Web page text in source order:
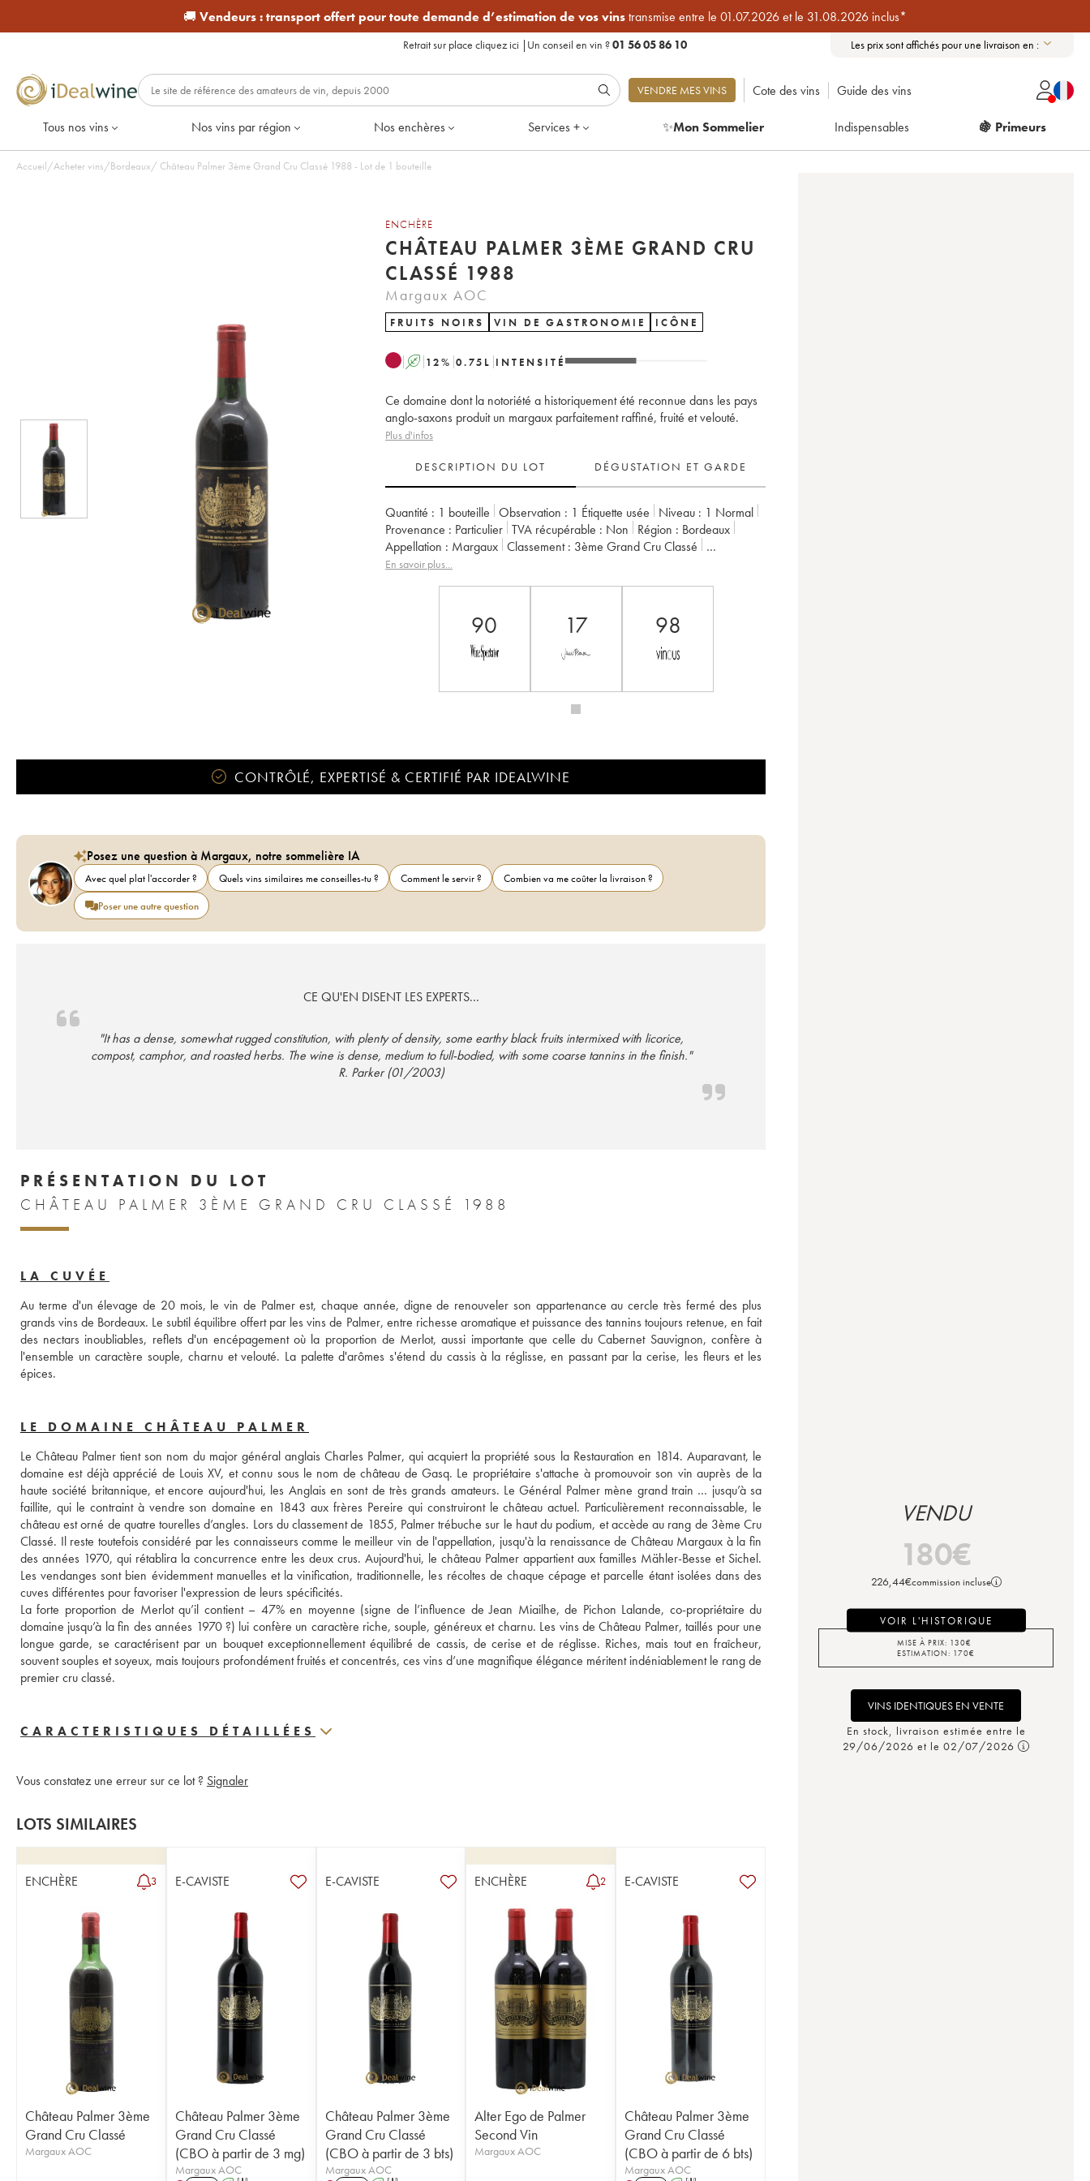
🚚 Vendeurs :transport offert pour toute demande d’estimation de vos vinstransmise entre le 01.07.2026 et le 31.08.2026 inclus*
Retrait sur place cliquez ici | Un conseil en vin ?01 56 05 86 10 Les prix sont affichés pour une livraison en :
VENDRE MES VINS Cote des vins Guide des vins
Tous nos vins Nos vins par région Nos enchères Services + ✨Mon Sommelier Indispensables 🍇 Primeurs
Accueil/Acheter vins/Bordeaux/ Château Palmer 3ème Grand Cru Classé 1988 - Lot de 1 bouteille
ENCHÈRE
CHÂTEAU PALMER 3ÈME GRAND CRU
CLASSÉ 1988
Margaux AOC
FRUITS NOIRS VIN DE GASTRONOMIE ICÔNE
A 12% 0.75 L INTENSITÉ
Ce domaine dont la notoriété a historiquement été reconnue dans les pays
anglo-saxons produit un margaux parfaitement raffiné, fruité et velouté.
Plus d'infos
DESCRIPTION DU LOT DÉGUSTATION ET GARDE
Quantité : 1 bouteille Observation : 1 Étiquette usée Niveau : 1 Normal
Provenance : particulier TVA récupérable : non Région :
Bordeaux
Appellation :
Margaux Classement :
3ème Grand Cru Classé
Propriétaire :
En savoir plus...
90 17 98
CONTRÔLÉ, EXPERTISÉ & CERTIFIÉ PAR IDEALWINE
Posez une question à Margaux, notre sommelière IA
Avec quel plat l'accorder ? Quels vins similaires me conseilles-tu ? Comment le servir ?
Combien va me coûter la livraison ?
Poser une autre question
CE QU'EN DISENT LES EXPERTS...
"It has a dense, somewhat rugged constitution, with plenty of density, some earthy black fruits intermixed with licorice,
compost, camphor, and roasted herbs. The wine is dense, medium to full-bodied, with some coarse tannins in the finish."
R. Parker (01/2003)
PRÉSENTATION DU LOT
CHÂTEAU PALMER 3ÈME GRAND CRU CLASSÉ 1988
LA CUVÉE
Au terme d'un élevage de 20 mois, le vin de Palmer est, chaque année, digne de renouveler son appartenance au cercle très fermé des plus
grands vins de Bordeaux. Le subtil équilibre offert par les vins de Palmer, entre richesse aromatique et puissance des tannins toujours retenue, en fait
des nectars inoubliables, reflets d'un encépagement où la proportion de Merlot, aussi importante que celle du Cabernet Sauvignon, confère à
l'ensemble un caractère souple, charnu et velouté. La palette d'arômes s'étend du cassis à la réglisse, en passant par la cerise, les fleurs et les
épices.
LE DOMAINE CHÂTEAU PALMER
Le Château Palmer tient son nom du major général anglais Charles Palmer, qui acquiert la propriété sous la Restauration en 1814. Auparavant, le
domaine est déjà apprécié de Louis XV, et connu sous le nom de château de Gasq. Le propriétaire s'attache à promouvoir son vin auprès de la
haute société britannique, et encore aujourd'hui, les Anglais en sont de très grands amateurs. Le Général Palmer mène grand train … jusqu’à sa
faillite, qui le contraint à vendre son domaine en 1843 aux frères Pereire qui construiront le château actuel. Particulièrement reconnaissable, le
château est orné de quatre tourelles d’angles. Lors du classement de 1855, Palmer trébuche sur le haut du podium, et accède au rang de 3ème Cru
Classé. Il reste toutefois considéré par les connaisseurs comme le meilleur vin de l'appellation, jusqu'à la renaissance de Château Margaux à la fin
des années 1970, qui rétablira la concurrence entre les deux crus. Aujourd'hui, le château Palmer appartient aux familles Mähler-Besse et Sichel.
Les vendanges sont bien évidemment manuelles et la vinification, traditionnelle, les récoltes de chaque cépage et parcelle étant isolées dans des
cuves différentes pour favoriser l'expression de leurs spécificités.
La forte proportion de Merlot qu’il contient – 47% en moyenne (signe de l’influence de Jean Miailhe, de Pichon Lalande, co-propriétaire du
domaine jusqu’à la fin des années 1970 ?) lui confère un caractère riche, souple, généreux et charnu. Les vins de Château Palmer, taillés pour une
longue garde, se caractérisent par un bouquet exceptionnellement équilibré de cassis, de cerise et de réglisse. Riches, mais tout en fraîcheur,
souvent souples et soyeux, mais toujours profondément fruités et concentrés, ces vins d’une magnifique élégance méritent indéniablement le rang de
premier cru classé.
CARACTERISTIQUES DÉTAILLÉES
Vous constatez une erreur sur ce lot ? Signaler
LOTS SIMILAIRES
ENCHÈRE 3
Château Palmer 3ème
Grand Cru Classé
Margaux AOC
E-CAVISTE
Château Palmer 3ème
Grand Cru Classé
(CBO à partir de 3 mg)
Margaux AOC
E-CAVISTE
Château Palmer 3ème
Grand Cru Classé
(CBO à partir de 3 bts)
Margaux AOC
ENCHÈRE 2
Alter Ego de Palmer
Second Vin
Margaux AOC
E-CAVISTE
Château Palmer 3ème
Grand Cru Classé
(CBO à partir de 6 bts)
Margaux AOC
VENDU
180€
226,44€commission incluse
VOIR L'HISTORIQUE
MISE À PRIX: 130€
ESTIMATION: 170€
VINS IDENTIQUES EN VENTE
En stock, livraison estimée entre le
29/06/2026 et le 02/07/2026